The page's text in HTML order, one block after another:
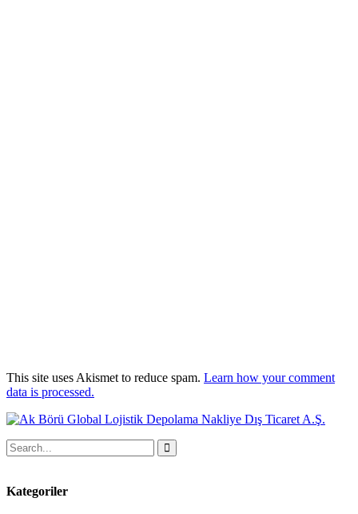
This site uses Akismet to reduce spam. Learn how your comment
data is processed.
Kategoriler